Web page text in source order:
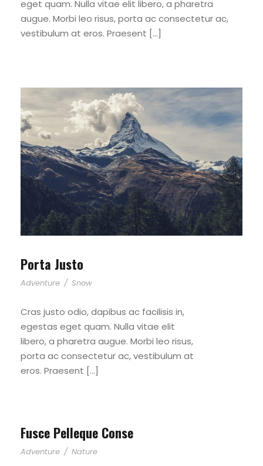
eget quam. Nulla vitae elit libero, a pharetra
augue. Morbi leo risus, porta ac consectetur ac,
vestibulum at eros. Praesent […]
Porta Justo
Adventure / Snow
Cras justo odio, dapibus ac facilisis in,
egestas eget quam. Nulla vitae elit
libero, a pharetra augue. Morbi leo risus,
porta ac consectetur ac, vestibulum at
eros. Praesent […]
Fusce Pelleque Conse
Adventure / Nature